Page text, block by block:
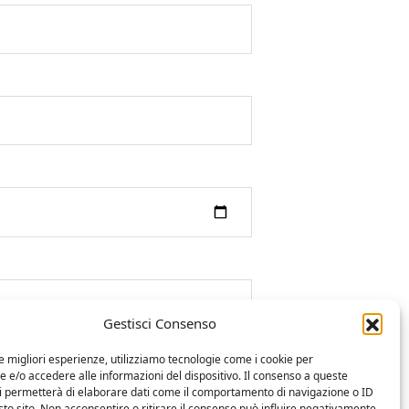
Gestisci Consenso
migliori esperienze, utilizziamo tecnologie come i cookie per
e/o accedere alle informazioni del dispositivo. Il consenso a queste
permetterà di elaborare dati come il comportamento di navigazione o ID